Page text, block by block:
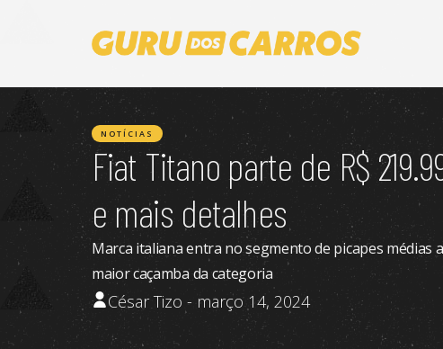
NOTÍCIAS
Fiat Titano parte de R$
e mais detalhes
Marca italiana entra no segmento de picapes médias
maior caçamba da categoria
César Tizo - março 14, 2024